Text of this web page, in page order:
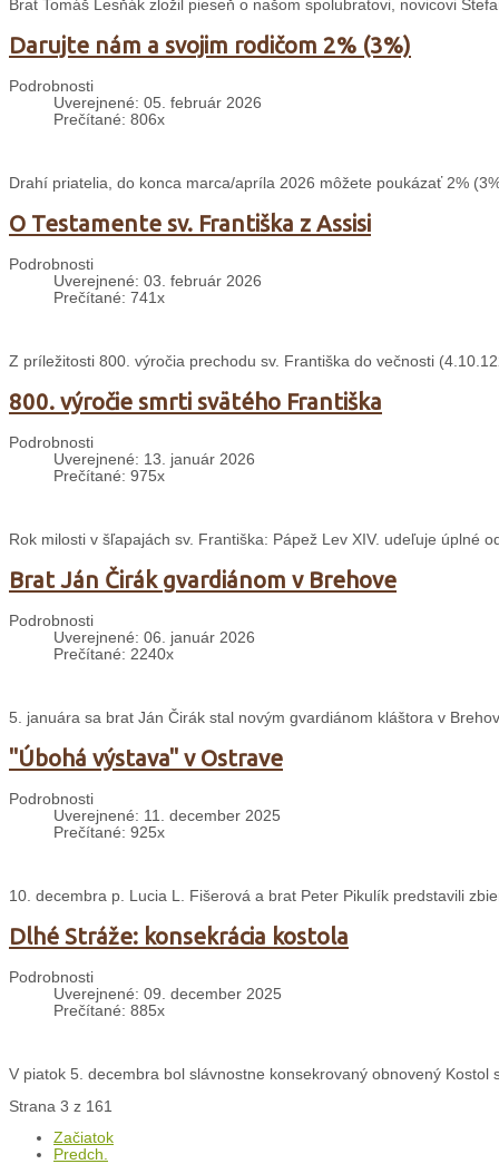
Brat Tomáš Lesňák zložil pieseň o našom spolubratovi, novicovi
Darujte nám a svojim rodičom 2% (3%)
Podrobnosti
Uverejnené: 05. február 2026
Prečítané: 806x
Drahí priatelia, do konca marca/apríla 2026 môžete poukázať 2%
O Testamente sv. Františka z Assisi
Podrobnosti
Uverejnené: 03. február 2026
Prečítané: 741x
Z príležitosti 800. výročia prechodu sv. Františka do večnosti
800. výročie smrti svätého Františka
Podrobnosti
Uverejnené: 13. január 2026
Prečítané: 975x
Rok milosti v šľapajách sv. Františka: Pápež Lev XIV. udeľuje úplné
Brat Ján Čirák gvardiánom v Brehove
Podrobnosti
Uverejnené: 06. január 2026
Prečítané: 2240x
5. januára sa brat Ján Čirák stal novým gvardiánom kláštora v
"Úbohá výstava" v Ostrave
Podrobnosti
Uverejnené: 11. december 2025
Prečítané: 925x
10. decembra p. Lucia L. Fišerová a brat Peter Pikulík predstavili
Dlhé Stráže: konsekrácia kostola
Podrobnosti
Uverejnené: 09. december 2025
Prečítané: 885x
V piatok 5. decembra bol slávnostne konsekrovaný obnovený Kostol
Strana 3 z 161
Začiatok
Predch.